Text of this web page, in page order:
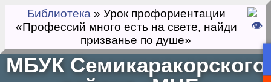
Библиотека » Урок профориентации
«Профессий много есть на свете, найди
призванье по душе»
МБУК Семикаракорского